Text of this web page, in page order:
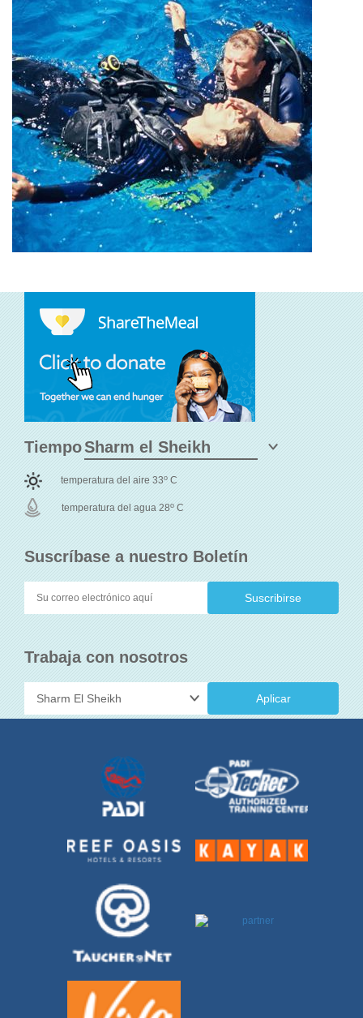
Suscríbase a nuestro Boletín
Trabaja con nosotros
Aplicar
Tiempo
temperatura del aire 33o C
temperatura del agua 28o C